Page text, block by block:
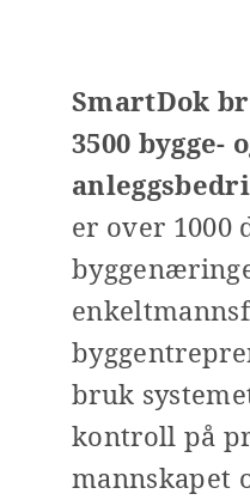
SmartDok
3500 bygge-
er over 1000
bruk
kontroll på
mannskapet